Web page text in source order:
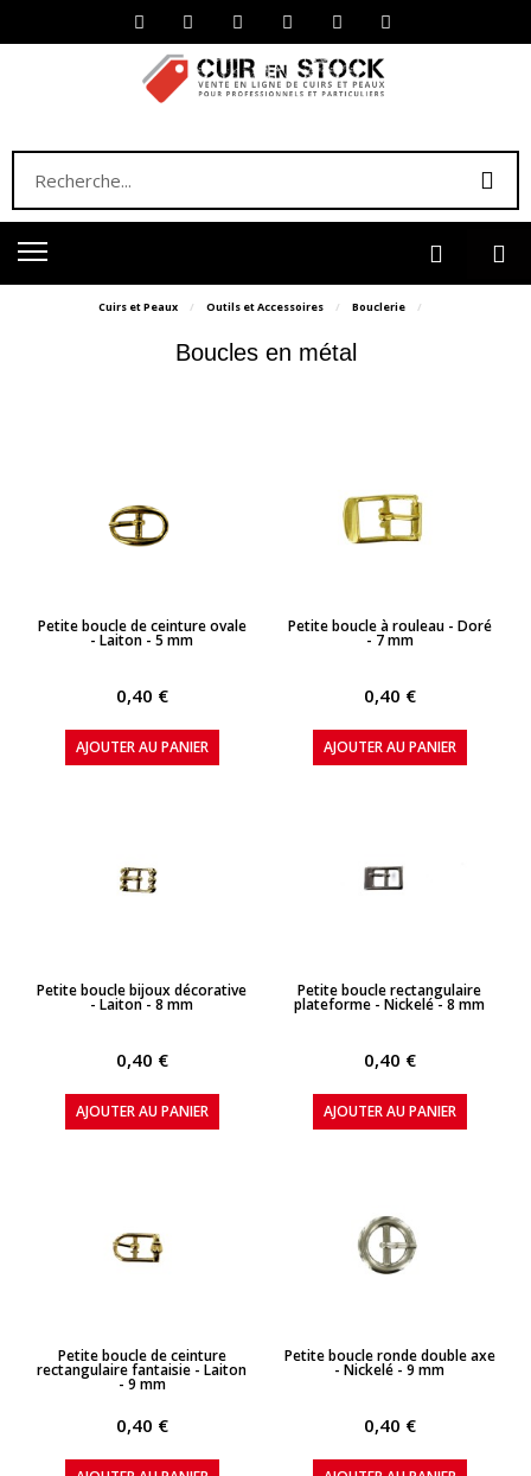
Cuirs et Peaux Outils et Accessoires Bouclerie
Boucles en métal
APERÇU RAPIDE
Petite boucle de ceinture ovale
- Laiton - 5 mm
0,40 €
AJOUTER AU PANIER
APERÇU RAPIDE
Petite boucle à rouleau - Doré
- 7 mm
0,40 €
AJOUTER AU PANIER
APERÇU RAPIDE
Petite boucle bijoux décorative
- Laiton - 8 mm
0,40 €
AJOUTER AU PANIER
APERÇU RAPIDE
Petite boucle rectangulaire
plateforme - Nickelé - 8 mm
0,40 €
AJOUTER AU PANIER
APERÇU RAPIDE
Petite boucle de ceinture
rectangulaire fantaisie - Laiton
- 9 mm
0,40 €
APERÇU RAPIDE
Petite boucle ronde double axe
- Nickelé - 9 mm
0,40 €